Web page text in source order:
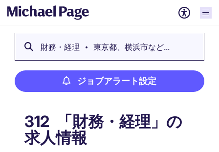
財務・経理 東京都、横浜市など...
ジョブアラート設定
312 「財務・経理」の
求人情報